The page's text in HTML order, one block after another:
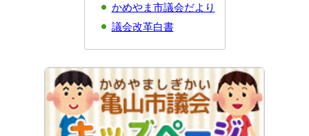
かめやま市議会だより
議会改革白書